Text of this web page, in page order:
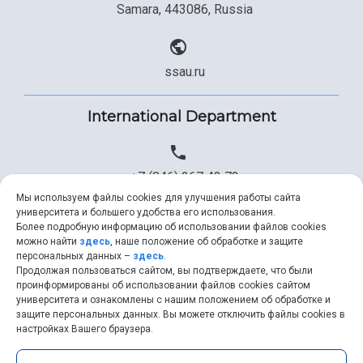
Samara, 443086, Russia
ssau.ru
International Department
+7 (846) 267 43 73
+7 (846) 334 57 22
ssau@ssau.ru
Мы используем файлы cookies для улучшения работы сайта
университета и большего удобства его использования.
Более подробную информацию об использовании файлов cookies
можно найти здесь, наше положение об обработке и защите
персональных данных – здесь.
Продолжая пользоваться сайтом, вы подтверждаете, что были
проинформированы об использовании файлов cookies сайтом
университета и ознакомлены с нашим положением об обработке и
защите персональных данных. Вы можете отключить файлы cookies в
настройках Вашего браузера.